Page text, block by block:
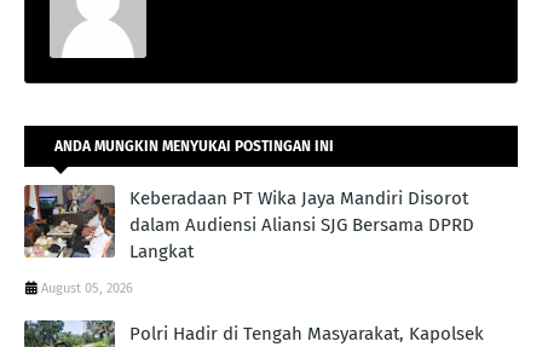
ANDA MUNGKIN MENYUKAI POSTINGAN INI
Keberadaan PT Wika Jaya Mandiri Disorot
dalam Audiensi Aliansi SJG Bersama DPRD
Langkat
August 05, 2026
Polri Hadir di Tengah Masyarakat, Kapolsek